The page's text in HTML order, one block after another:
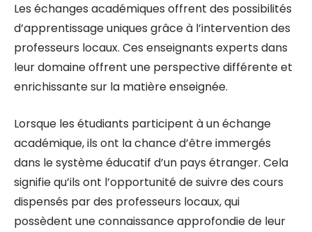
Les échanges académiques offrent des possibilités
d’apprentissage uniques grâce à l’intervention des
professeurs locaux. Ces enseignants experts dans
leur domaine offrent une perspective différente et
enrichissante sur la matière enseignée.
Lorsque les étudiants participent à un échange
académique, ils ont la chance d’être immergés
dans le système éducatif d’un pays étranger. Cela
signifie qu’ils ont l’opportunité de suivre des cours
dispensés par des professeurs locaux, qui
possèdent une connaissance approfondie de leur